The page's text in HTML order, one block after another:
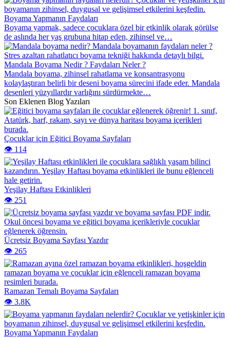
Boyama Yapmanın Faydaları
Boyama yapmak, sadece çocuklara özel bir etkinlik olarak görülse
de aslında her yaş grubuna hitap eden, zihinsel ve…
Mandala Boyama Nedir ? Faydaları Neler ?
Mandala boyama, zihinsel rahatlama ve konsantrasyonu
kolaylaştıran belirli bir deseni boyama sürecini ifade eder. Mandala
desenleri yüzyıllardır varlığını sürdürmekte…
Son Eklenen Blog Yazıları
Çocuklar için Eğitici Boyama Sayfaları
👁️ 114
Yeşilay Haftası Etkinlikleri
👁️ 251
Ücretsiz Boyama Sayfası Yazdır
👁️ 265
Ramazan Temalı Boyama Sayfaları
👁️ 3.8K
Boyama Yapmanın Faydaları